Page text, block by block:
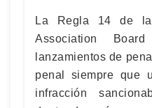
La Regla 14 de la
Association
lanzamientos de
penal siempre que
infracción